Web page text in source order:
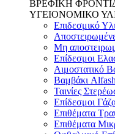
ΒΡΕΦΙΚΗ
ΥΓΕΙΟΝΟΜΙΚΟ
Επιδεσμικό
Μη
Επίδεσμοι
Αιμοστατικό
Βαμβάκι
Ταινίες
Επίδεσμοι
Επιθέματα
Επιθέματα